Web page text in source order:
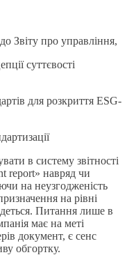
про управління,
суттєвості
для розкриття ESG-
в систему звітності
report» навряд чи
на неузгодженість
на рівні
Питання лише в
має на меті
документ, є сенс
обгортку.